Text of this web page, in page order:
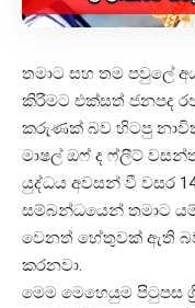
තමාට සහ තම පවුලේ
කිරීමට එක්සත් ජනපද
කරුණක් බව හිටපු
මාෂල් ඔෆ් ද ෆ්ලීට්
යුද්ධය අවසන් වී වසර
සම්බන්ධයෙන් තමාට
වෙනත් හේතුවක් ඇති
කරනවා.
මෙම මෙහෙයුම පිටුපස